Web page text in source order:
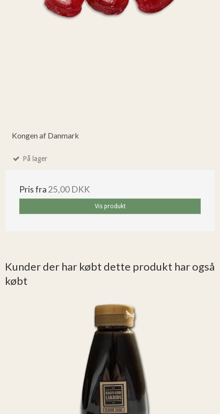
Kongen af Danmark
På lager
Pris fra 25,00 DKK
Vis produkt
Kunder der har købt dette produkt har også
købt